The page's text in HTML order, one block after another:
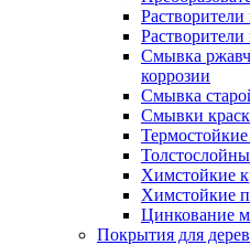
Растворители
Смывка
коррозии
Смывка
Смывки
Химстойкие
Химстойкие
Цинкование
Покрытия для